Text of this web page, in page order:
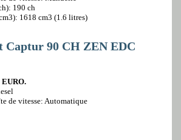
190 ch
1618 cm3 (1.6 litres)
Captur 90 CH ZEN EDC
de vitesse: Automatique